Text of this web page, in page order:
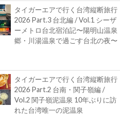
タイガーエアで行く台湾縦断旅行
2026 Part.3 台北編 / Vol.1 シーザ
ーメトロ台北宿泊記〜陽明山温泉
郷・川湯温泉で過ごす台北の夜〜
タイガーエアで行く台湾縦断旅行
2026 Part.2 台南・関子嶺編 /
Vol.2 関子嶺泥温泉 10年ぶりに訪
れた台湾唯一の泥温泉